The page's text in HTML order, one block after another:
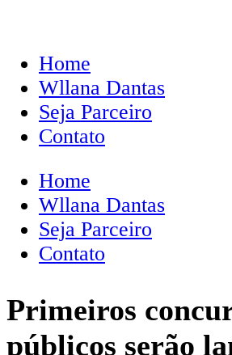
Home
Wllana Dantas
Seja Parceiro
Contato
Home
Wllana Dantas
Seja Parceiro
Contato
Primeiros
públicos serão